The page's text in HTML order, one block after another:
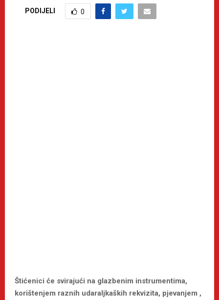
PODIJELI 0
Štićenici će svirajući na glazbenim instrumentima,
korištenjem raznih udaraljkaških rekvizita, pjevanjem ,